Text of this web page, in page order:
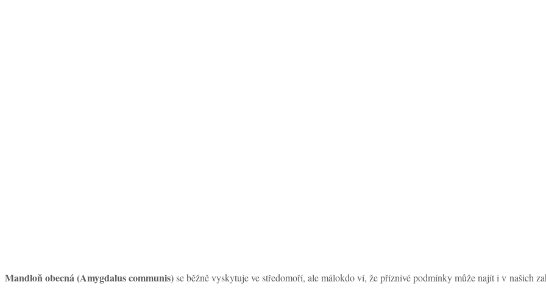
Mandloň obecná (Amygdalus communis)se běžně vyskytuje ve středomoří, ale málokdo ví, že příznivé podmínky může najít i v našich